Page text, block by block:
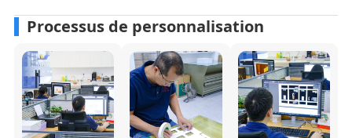
Processus de personnalisation